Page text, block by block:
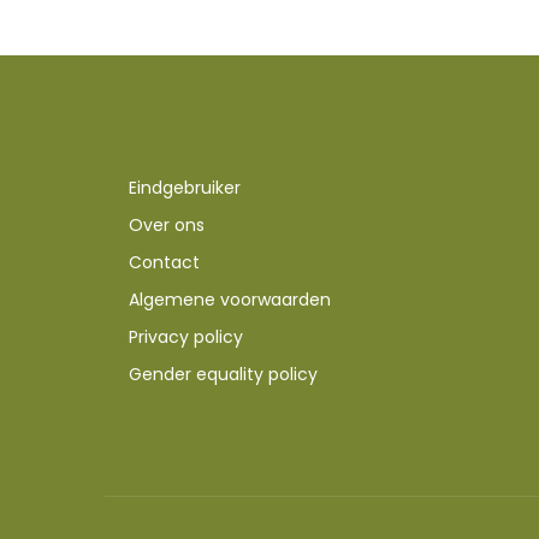
Eindgebruiker
Over ons
Contact
Algemene voorwaarden
Privacy policy
Gender equality policy